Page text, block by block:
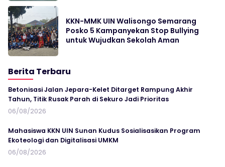
KKN-MMK UIN Walisongo Semarang
Posko 5 Kampanyekan Stop Bullying
untuk Wujudkan Sekolah Aman
Berita Terbaru
Betonisasi Jalan Jepara-Kelet Ditarget Rampung Akhir
Tahun, Titik Rusak Parah di Sekuro Jadi Prioritas
06/08/2026
Mahasiswa KKN UIN Sunan Kudus Sosialisasikan Program
Ekoteologi dan Digitalisasi UMKM
06/08/2026